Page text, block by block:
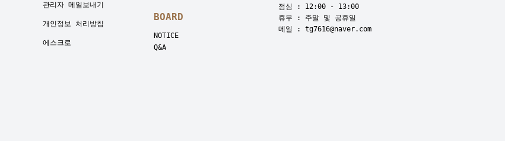
관리자 메일보내기
개인정보 처리방침
에스크로
BOARD
NOTICE
Q&A
점심 : 12:00 - 13:00
휴무 : 주말 및 공휴일
메일 : tg7616@naver.com